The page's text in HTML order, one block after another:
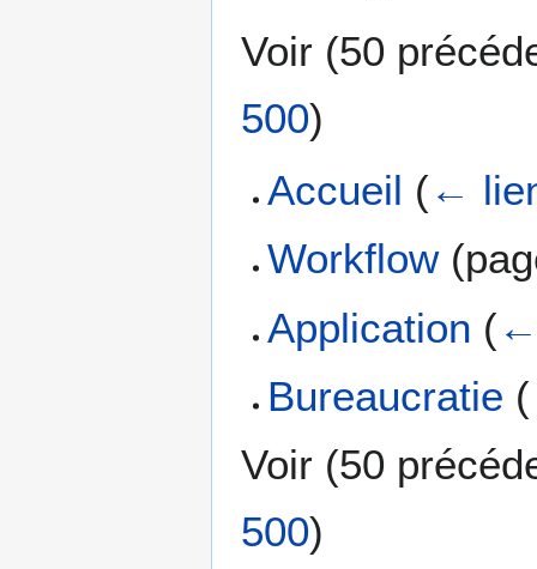
Voir (50
500)
Accueil (←
Workflow
Application (
Bureaucratie (
Voir (50
500)